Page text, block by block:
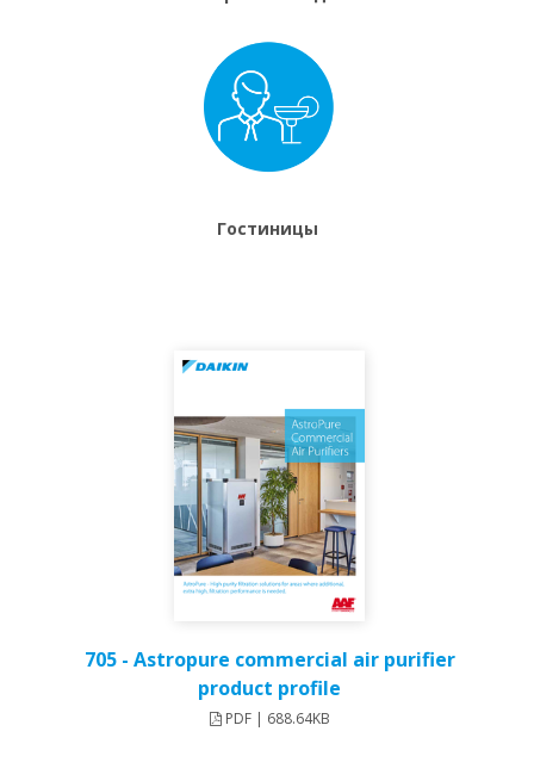
Гостиницы
705 - Astropure commercial air purifier
product profile
PDF | 688.64KB